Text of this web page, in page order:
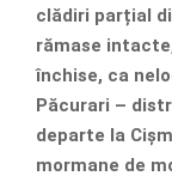
clădiri parțial
rămase
închise, ca
Păcurari –
departe la
mormane de